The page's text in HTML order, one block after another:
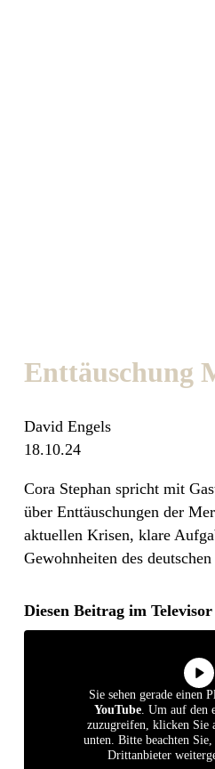
Enttäuschung
David Engels
18.10.24
Cora Stephan spricht mit
über Enttäuschungen der
aktuellen Krisen, klare
Gewohnheiten des
Diesen Beitrag im Televisor
Sie sehen gerade einen
YouTube. Um auf den
zuzugreifen, klicken Sie
unten. Bitte beachten Sie,
Drittanbieter